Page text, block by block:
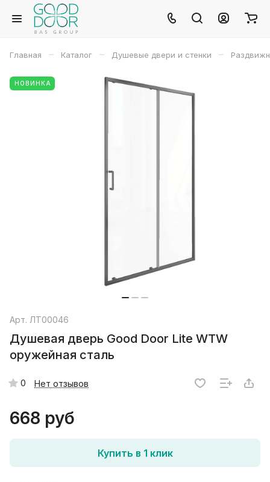
Главная – Каталог – Душевые двери и стенки –
НОВИНКА
Арт. ЛТ00046
Душевая дверь Good Door Lite WTW
оружейная сталь
0 Нет отзывов
668 руб
Купить в 1 клик